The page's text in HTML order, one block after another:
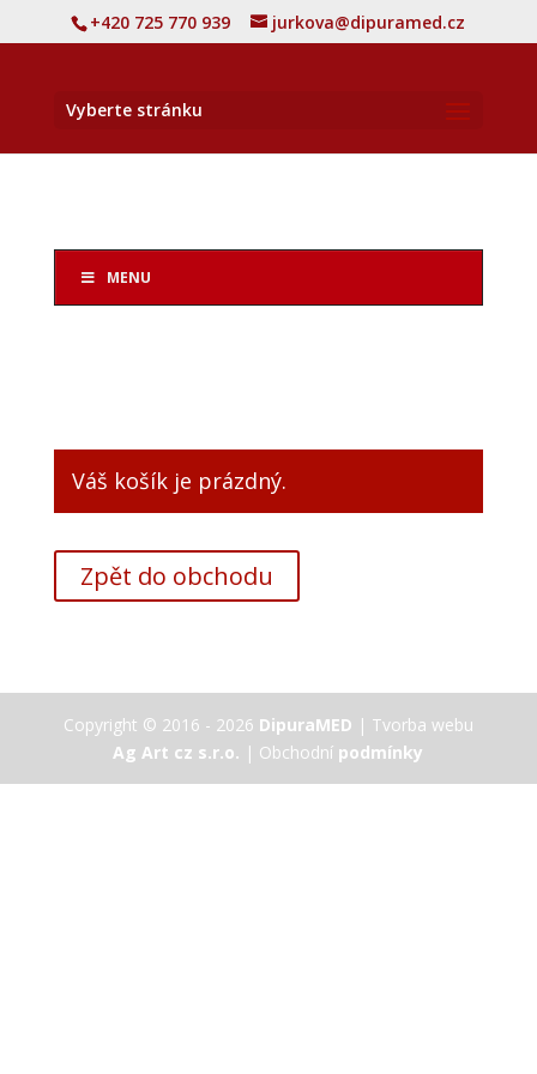
+420 725 770 939 jurkova@dipuramed.cz
Vyberte stránku
MENU
Váš košík je prázdný.
Zpět do obchodu
Copyright © 2016 - 2026 DipuraMED | Tvorba webu
Ag Art cz s.r.o. | Obchodní podmínky